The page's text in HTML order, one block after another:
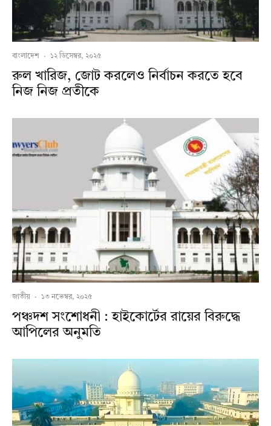
বাংলাদেশ · ১২ ডিসেম্বর, ২০২৫
রুল খারিজ, জোট করলেও নির্বাচন করতে হবে
নিজ নিজ প্রতীকে
জাতীয় · ১৩ নভেম্বর, ২০২৫
পঞ্চদশ সংশোধনী : হাইকোর্টের রায়ের বিরুদ্ধে
আপিলের অনুমতি